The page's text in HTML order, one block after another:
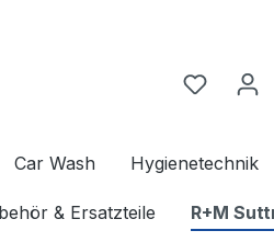
Car Wash Hygienetechnik
& Ersatzteile R+M